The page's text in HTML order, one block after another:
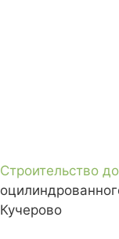
Строительство
Кучерово